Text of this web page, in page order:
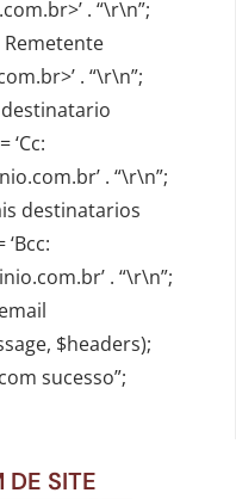
. “\r\n”;
Remetente
. “\r\n”;
‘Cc:
. “\r\n”;
destinatarios
. “\r\n”;
$headers);
sucesso”;
DE SITE